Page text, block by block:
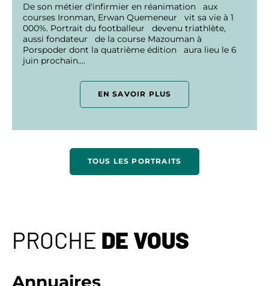
De son métier d'infirmier en réanimation aux
courses Ironman, Erwan Quemeneur vit sa vie à 1
000%. Portrait du footballeur devenu triathlète,
aussi fondateur de la course Mazouman à
Porspoder dont la quatrième édition aura lieu le 6
juin prochain.…
EN SAVOIR PLUS
TOUS LES PORTRAITS
PROCHE DE VOUS
Annuaires